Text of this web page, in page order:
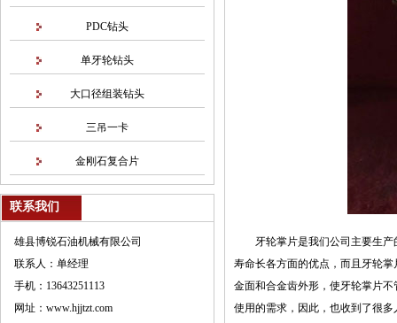
牙轮掌片是我们公司主要生
寿命长各方面的优点，而且牙轮
金面和合金齿外形，使牙轮掌片
使用的需求，因此，也收到了很
PDC钻头
单牙轮钻头
大口径组装钻头
三吊一卡
金刚石复合片
联系我们
雄县博锐石油机械有限公司
联系人：单经理
手机：13643251113
网址：www.hjjtzt.com